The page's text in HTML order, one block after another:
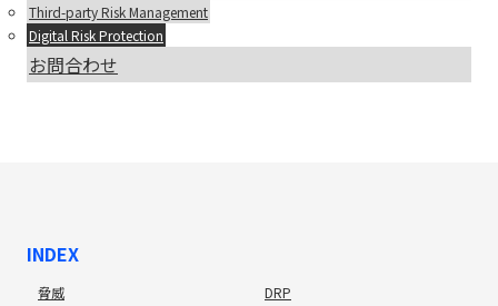
Third-party Risk Management
Digital Risk Protection
お問合わせ
INDEX
脅威
DRP